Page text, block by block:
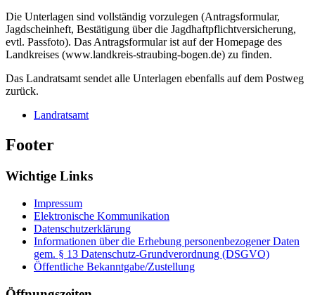
Die Unterlagen sind vollständig vorzulegen (Antragsformular,
Jagdscheinheft, Bestätigung über die Jagdhaftpflichtversicherung,
evtl. Passfoto). Das Antragsformular ist auf der Homepage des
Landkreises (www.landkreis-straubing-bogen.de) zu finden.
Das Landratsamt sendet alle Unterlagen ebenfalls auf dem Postweg
zurück.
Landratsamt
Footer
Wichtige Links
Impressum
Elektronische Kommunikation
Datenschutzerklärung
Informationen über die Erhebung personenbezogener Daten
gem. § 13 Datenschutz-Grundverordnung (DSGVO)
Öffentliche Bekanntgabe/Zustellung